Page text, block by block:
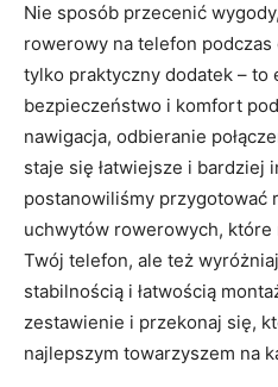
Nie sposób przecenić
rowerowy na telefon podczas
tylko praktyczny dodatek – to
bezpieczeństwo i komfort
nawigacja, odbieranie
staje się łatwiejsze i bardziej
postanowiliśmy przygotować
uchwytów rowerowych,
Twój telefon, ale też
stabilnością i łatwością
zestawienie i przekonaj się,
najlepszym towarzyszem na